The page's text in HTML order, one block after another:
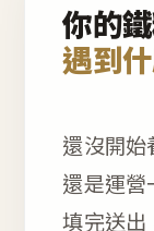
你的
遇到
還沒開始
還是運營
填完送出